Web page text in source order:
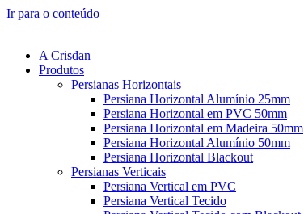
Ir para o conteúdo
A Crisdan
Produtos
Persianas Horizontais
Persiana Horizontal Alumínio 25mm
Persiana Horizontal em PVC 50mm
Persiana Horizontal em Madeira 50mm
Persiana Horizontal Alumínio 50mm
Persiana Horizontal Blackout
Persianas Verticais
Persiana Vertical em PVC
Persiana Vertical Tecido